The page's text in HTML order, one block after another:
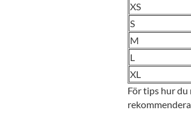
XS
S
M
L
XL
För tips hur du